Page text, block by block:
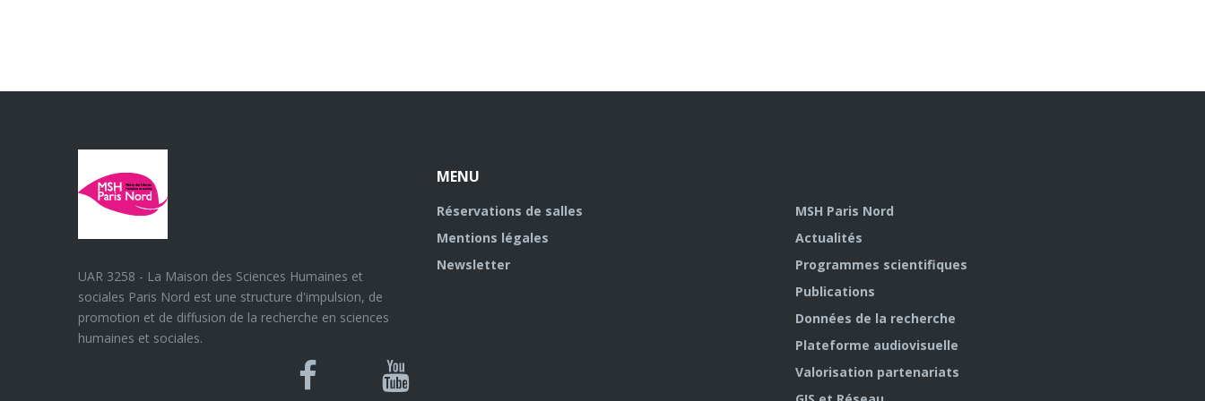
UAR 3258 - La Maison des Sciences Humaines et
sociales Paris Nord est une structure d'impulsion, de
promotion et de diffusion de la recherche en sciences
humaines et sociales.
Bluesky
Canal
MENU
Réservations de salles
Mentions légales
Newsletter
MSH Paris Nord
Actualités
Programmes scientifiques
Publications
Données de la recherche
Plateforme audiovisuelle
Valorisation partenariats